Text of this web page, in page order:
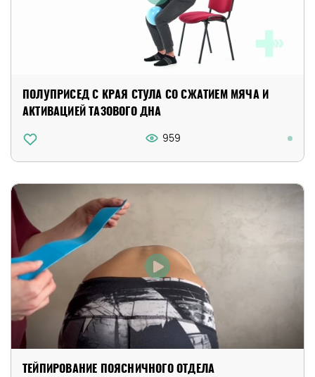
ПОЛУПРИСЕД С КРАЯ СТУЛА СО СЖАТИЕМ МЯЧА И
АКТИВАЦИЕЙ ТАЗОВОГО ДНА
959
ТЕЙПИРОВАНИЕ ПОЯСНИЧНОГО ОТДЕЛА